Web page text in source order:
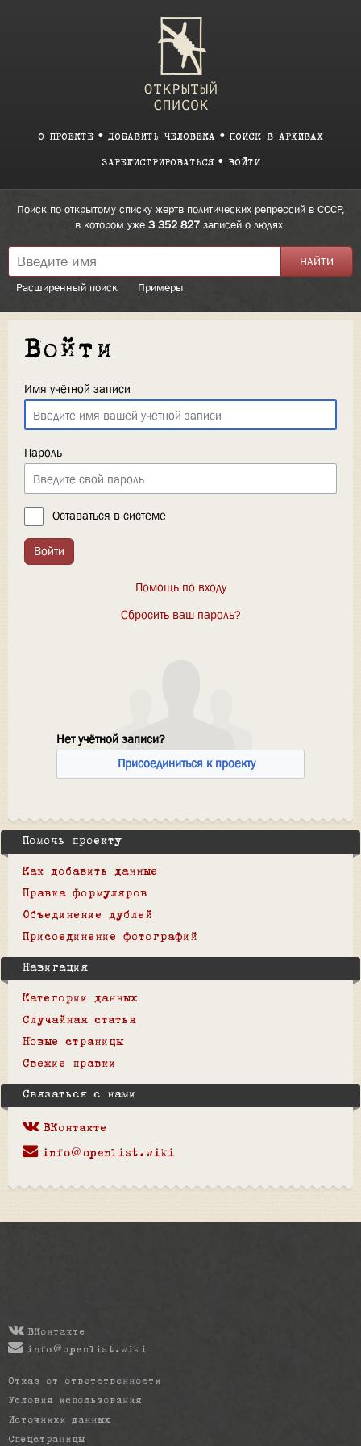
О ПРОЕКТЕ ДОБАВИТЬ ЧЕЛОВЕКА ПОИСК В АРХИВАХ
ЗАРЕГИСТРИРОВАТЬСЯ ВОЙТИ
Поиск по открытому списку жертв политических репрессий в СССР,
в котором уже 3 352 827 записей о людях.
Расширенный поиск Примеры
Войти
Имя учётной записи
Пароль
Оставаться в системе
Войти
Помощь по входу
Сбросить ваш пароль?
Нет учётной записи?
Присоединиться к проекту
Помочь проекту
Как добавить данные
Правка формуляров
Объединение дублей
Присоединение фотографий
Навигация
Категории данных
Случайная статья
Новые страницы
Свежие правки
Связаться с нами
ВКонтакте
info@openlist.wiki
ВКонтакте
info@openlist.wiki
Отказ от ответственности
Условия использования
Источники данных
Спецстраницы